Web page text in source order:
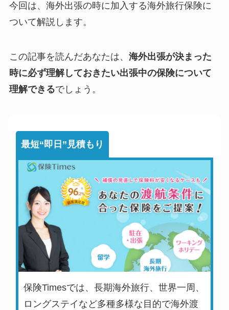
今回は、 海外出張の時に加入する海外旅行保険に
ついて解説します。
この記事を読んだあなたは、 海外出張が決まった
時に必ず理解しておきたい出張中の保険について
理解できるでしょう。
最短“即日”見積もり
保険Timesでは、長期海外旅行、世界一周、
ロングステイなど多種多様な目的で海外渡